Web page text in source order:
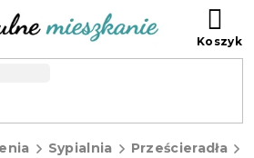
Sypialnia Prześcieradła